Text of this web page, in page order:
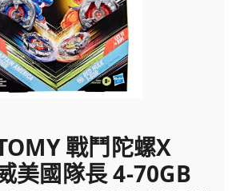
戰鬥陀螺X
美國隊長 4-70GB